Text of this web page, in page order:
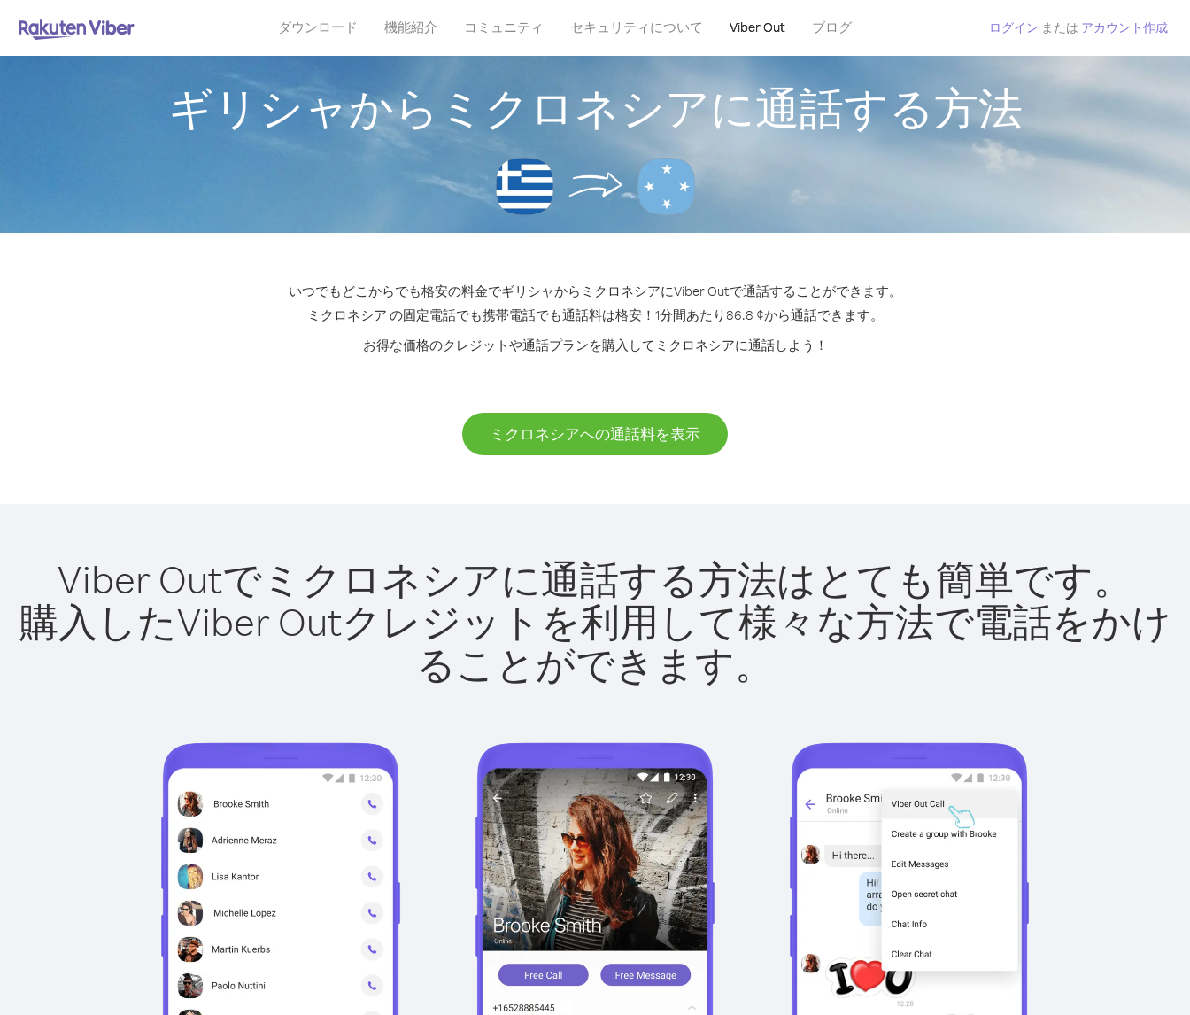
ダウンロード 機能紹介 コミュニティ セキュリティについて Viber Out ブログ ログイン または アカウント作成
ギリシャからミクロネシアに通話する方法
いつでもどこからでも格安の料金でギリシャからミクロネシアにViber Outで通話することができます。
ミクロネシア の固定電話でも携帯電話でも通話料は格安！1分間あたり86.8 ¢から通話できます。
お得な価格のクレジットや通話プランを購入してミクロネシアに通話しよう！
ミクロネシアへの通話料を表示
Viber Outでミクロネシアに通話する方法はとても簡単です。
購入したViber Outクレジットを利用して様々な方法で電話をかけ
ることができます。